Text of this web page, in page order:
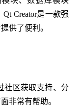
Creator是一款强
供了便利。
社区获取支持、分
非常有帮助。